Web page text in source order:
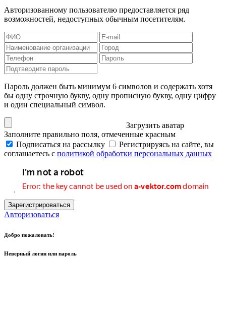
Авторизованному пользователю предоставляется ряд
возможностей, недоступных обычным посетителям.
Пароль должен быть минимум 6 символов и содержать хотя
бы одну строчную букву, одну прописную букву, одну цифру
и один специальный символ.
Загрузить аватар
Заполните правильно поля, отмеченные красным
Подписаться на рассылку
Регистрируясь на сайте, вы
соглашаетесь с политикой обработки персональных данных
Зарегистрироваться
Авторизоваться
Добро пожаловать!
Неверный логин или пароль